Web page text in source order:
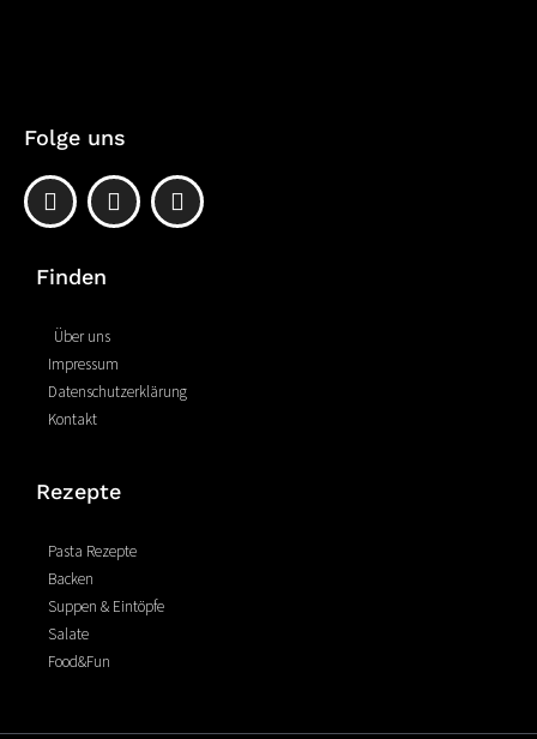
Folge uns
F
a
c
b
o
k
-
f
P
i
n
t
I
n
s
Finden
Über uns
Impressum
Datenschutzerklärung
Kontakt
Rezepte
Pasta Rezepte
Backen
Suppen & Eintöpfe
Salate
Food&Fun